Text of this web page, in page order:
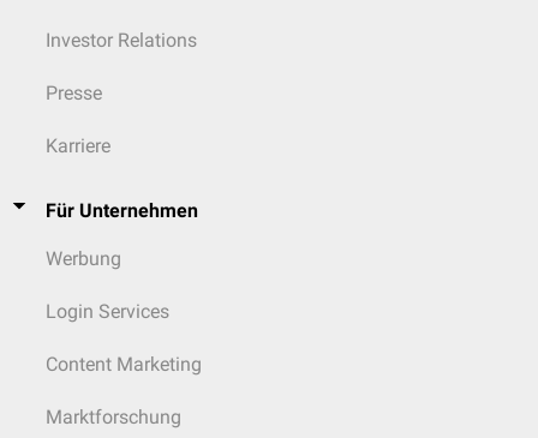
Investor Relations
Presse
Karriere
Für Unternehmen
Werbung
Login Services
Content Marketing
Marktforschung